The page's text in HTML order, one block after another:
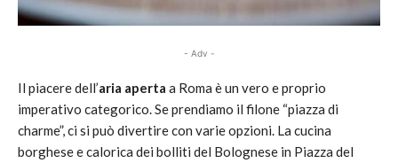
- Adv -
Il piacere dell’aria aperta a Roma è un vero e proprio
imperativo categorico. Se prendiamo il filone “piazza di
charme”, ci si può divertire con varie opzioni. La cucina
borghese e calorica dei bolliti del Bolognese in Piazza del